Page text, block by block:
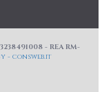
- REA RM-
- consweb.it